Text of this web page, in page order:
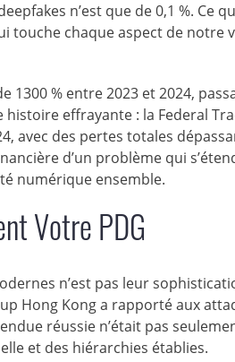
n’est que de 0,1 %. Ce
touche chaque aspect de notre
% entre 2023 et 2024,
effrayante : la Federal
avec des pertes totales
d’un problème qui
numérique ensemble.
Votre PDG
n’est pas leur
Hong Kong a rapporté aux
réussie n’était pas
et des hiérarchies établies.